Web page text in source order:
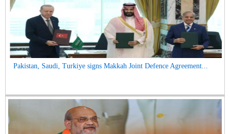
Pakistan, Saudi, Turkiye signs Makkah Joint Defence Agreement...